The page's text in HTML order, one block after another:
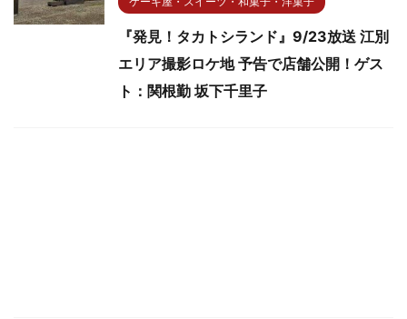
『発見！タカトシランド』9/23放送 江別
エリア撮影ロケ地 予告で店舗公開！ゲス
ト：関根勤 坂下千里子